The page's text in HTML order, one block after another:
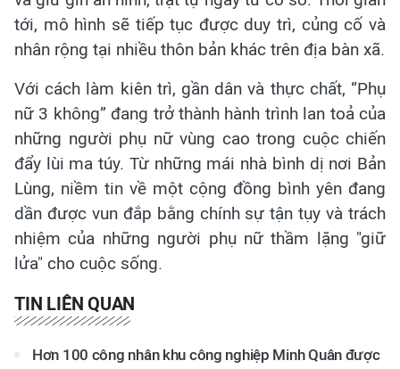
tới, mô hình sẽ tiếp tục được duy trì, củng cố và
nhân rộng tại nhiều thôn bản khác trên địa bàn xã.
Với cách làm kiên trì, gần dân và thực chất, “Phụ
nữ 3 không” đang trở thành hành trình lan toả của
những người phụ nữ vùng cao trong cuộc chiến
đẩy lùi ma túy. Từ những mái nhà bình dị nơi Bản
Lùng, niềm tin về một cộng đồng bình yên đang
dần được vun đắp bằng chính sự tận tụy và trách
nhiệm của những người phụ nữ thầm lặng "giữ
lửa" cho cuộc sống.
TIN LIÊN QUAN
Hơn 100 công nhân khu công nghiệp Minh Quân được